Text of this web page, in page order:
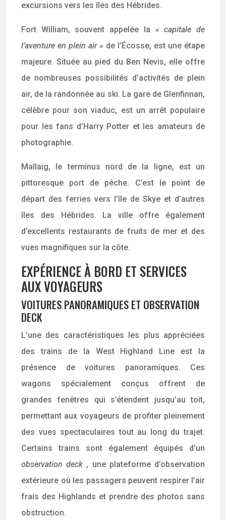
excursions vers les îles des Hébrides.
Fort William, souvent appelée la « capitale de
l’aventure en plein air » de l’Écosse, est une étape
majeure. Située au pied du Ben Nevis, elle offre
de nombreuses possibilités d’activités de plein
air, de la randonnée au ski. La gare de Glenfinnan,
célèbre pour son viaduc, est un arrêt populaire
pour les fans d’Harry Potter et les amateurs de
photographie.
Mallaig, le terminus nord de la ligne, est un
pittoresque port de pêche. C’est le point de
départ des ferries vers l’île de Skye et d’autres
îles des Hébrides. La ville offre également
d’excellents restaurants de fruits de mer et des
vues magnifiques sur la côte.
EXPÉRIENCE À BORD ET SERVICES
AUX VOYAGEURS
VOITURES PANORAMIQUES ET OBSERVATION
DECK
L’une des caractéristiques les plus appréciées
des trains de la West Highland Line est la
présence de voitures panoramiques. Ces
wagons spécialement conçus offrent de
grandes fenêtres qui s’étendent jusqu’au toit,
permettant aux voyageurs de profiter pleinement
des vues spectaculaires tout au long du trajet.
Certains trains sont également équipés d’un
observation deck , une plateforme d’observation
extérieure où les passagers peuvent respirer l’air
frais des Highlands et prendre des photos sans
obstruction.